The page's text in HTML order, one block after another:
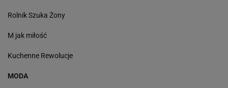
Rolnik Szuka Żony
M jak miłość
Kuchenne Rewolucje
MODA